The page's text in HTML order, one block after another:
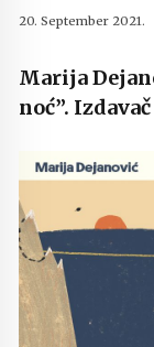
20. September 2021.
Marija
noć”.